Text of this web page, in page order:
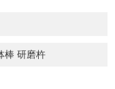
棒 研磨杵